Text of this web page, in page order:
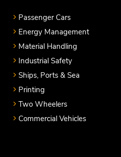
Passenger Cars
Energy Management
Material Handling
Industrial Safety
Ships, Ports & Sea
Printing
Two Wheelers
Commercial Vehicles